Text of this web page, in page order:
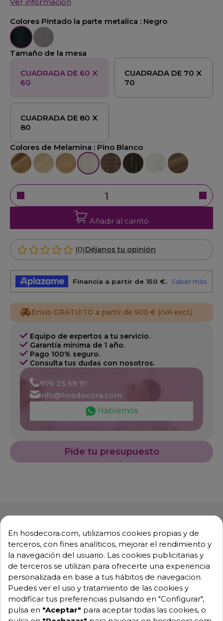
Colores Pintado la parte metalica : Negro
NegroGris
Tamaño de la mesa
CUADRADA DE 60 X
60
CUADRADA DE 70 X
70
CUADRADA DE 80 X
80
Colores de Melamina : Pino Blanco
Nogal Olmo RoblePino BlancoRoble Ingles
Evano Marmol Blanco
Moka
Añadir al carrito
(0)Déjanos tu opinión
Envío GRATUITO a partir de 500 € (IVA excl.)
Equipo de expertos a tu servicio.
Garantía mínima de 1 año.
Pago 100% seguro.
Consulta tus dudas con nosotros.
976 25 59 91
info@hosdecora.com
Hablemos
Pide tu presupuesto
Descripción Detalles de producto
Mesa Rojales para salon comedor
Base de aluminio fundido plastificado y tubo acerado.
También se pueden servir tableros de madera,
En hosdecora.com, utilizamos cookies propias y de
terceros, con fines analíticos, mejorar el rendimiento y
la navegación del usuario. Las cookies publicitarias y
de terceros se utilizan para ofrecerte una experiencia
personalizada en base a tus hábitos de navegacion.
Puedes ver el uso y tratamiento de las cookies y
modificar tus preferencias pulsando en "Configurar",
pulsa en "Aceptar" para aceptar todas las cookies, o